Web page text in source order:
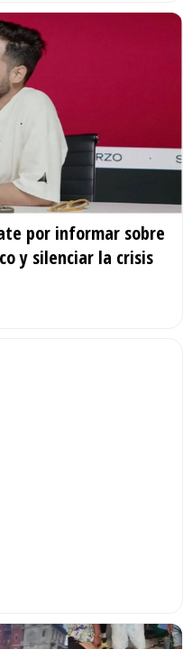
por informar sobre
y silenciar la crisis